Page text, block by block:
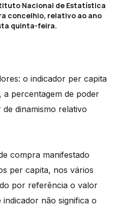
Nacional de Estatística
concelhio, relativo ao ano
quinta-feira.
o indicador per capita
percentagem de poder
dinamismo relativo
compra manifestado
per capita, nos vários
por referência o valor
não significa o